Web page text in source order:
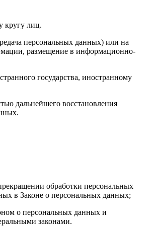
кругу лиц.
персональных данных) или на
размещение в информационно-
государства, иностранному
дальнейшего восстановления
обработки персональных
в Законе о персональных данных;
о персональных данных и
законами.